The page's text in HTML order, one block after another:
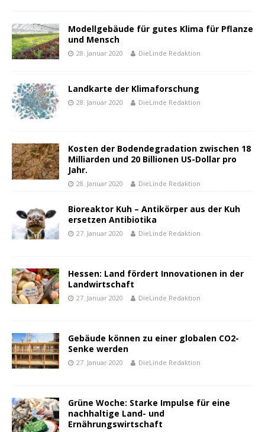
Modellgebäude für gutes Klima für Pflanze
und Mensch
28. Januar 2020 DieLinde Redaktion
Landkarte der Klimaforschung
28. Januar 2020 DieLinde Redaktion
Kosten der Bodendegradation zwischen 18
Milliarden und 20 Billionen US-Dollar pro
Jahr.
28. Januar 2020 DieLinde Redaktion
Bioreaktor Kuh – Antikörper aus der Kuh
ersetzen Antibiotika
27. Januar 2020 DieLinde Redaktion
Hessen: Land fördert Innovationen in der
Landwirtschaft
27. Januar 2020 DieLinde Redaktion
Gebäude können zu einer globalen CO2-
Senke werden
27. Januar 2020 DieLinde Redaktion
Grüne Woche: Starke Impulse für eine
nachhaltige Land- und
Ernährungswirtschaft